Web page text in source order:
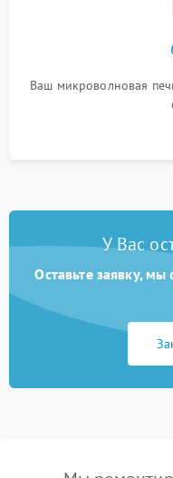
Ваш микроволновая
У Вас
Оставьте заявку,